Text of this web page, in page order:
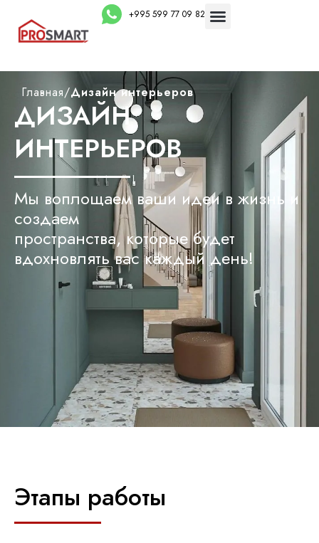
+995 599 77 09 82
Главная/Дизайн интерьеров
ДИЗАЙН
ИНТЕРЬЕРОВ
Мы воплощаем ваши идеи в жизнь и
создаем
пространства, которые будет
вдохновлять вас каждый день!
Этапы работы